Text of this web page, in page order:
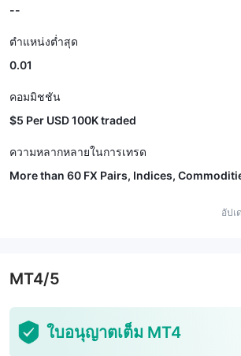
--
ตำแหน่งต่ำสุด
0.01
คอมมิชชัน
$5 Per USD 100K traded
ความหลากหลายในการเทรด
More than 60 FX Pairs, Indices,
อัปเ
MT4/5
ใบอนุญาตเต็ม MT4